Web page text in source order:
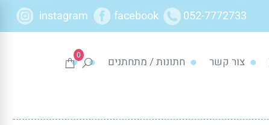
052-7772733
instagram
0 צור קשר חתונות / מתחתנים